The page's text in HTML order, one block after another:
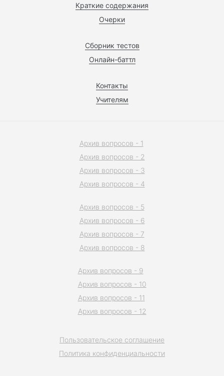
Краткие содержания
Очерки
Сборник тестов
Онлайн-баттл
Контакты
Учителям
Пользовательское соглашение
Политика конфиденциальности
Архив вопросов - 1
Архив вопросов - 2
Архив вопросов - 3
Архив вопросов - 4
Архив вопросов - 5
Архив вопросов - 6
Архив вопросов - 7
Архив вопросов - 8
Архив вопросов - 9
Архив вопросов - 10
Архив вопросов - 11
Архив вопросов - 12